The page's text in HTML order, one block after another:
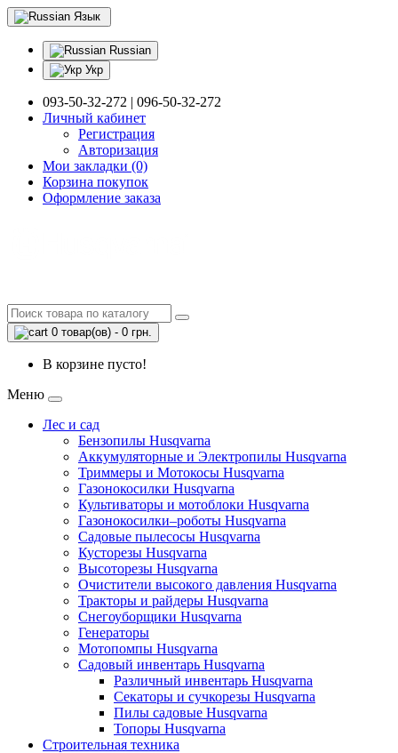
Язык
Russian
Укр
093-50-32-272 | 096-50-32-272
Личный кабинет
Регистрация
Авторизация
Мои закладки (0)
Корзина покупок
Оформление заказа
0 товар(ов) - 0 грн.
В корзине пусто!
Меню
Лес и сад
Бензопилы Husqvarna
Аккумуляторные и Электропилы Нusqvarna
Триммеры и Мотокосы Нusqvarna
Газонокосилки Husqvarna
Культиваторы и мотоблоки Husqvarna
Газонокосилки–роботы Husqvarna
Садовые пылесосы Husqvarna
Кусторезы Husqvarna
Высоторезы Husqvarna
Очистители высокого давления Husqvarna
Тракторы и райдеры Husqvarna
Снегоуборщики Husqvarna
Генераторы
Мотопомпы Husqvarna
Садовый инвентарь Husqvarna
Различный инвентарь Husqvarna
Секаторы и сучкорезы Husqvarna
Пилы садовые Husqvarna
Топоры Husqvarna
Строительная техника